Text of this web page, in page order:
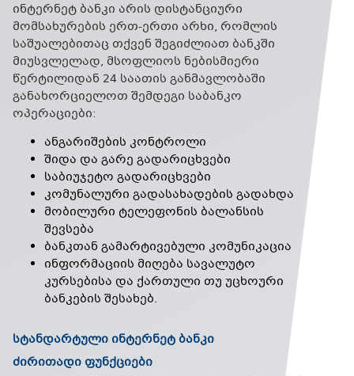
ინტერნეტ ბანკი არის დისტანციური
მომსახურების ერთ-ერთი არხი, რომლის
საშუალებითაც თქვენ შეგიძლიათ ბანკში
მიუსვლელად, მსოფლიოს ნებისმიერი
წერტილიდან 24 საათის განმავლობაში
განახორციელოთ შემდეგი საბანკო
ოპერაციები:
ანგარიშების კონტროლი
შიდა და გარე გადარიცხვები
საბიუჯეტო გადარიცხვები
კომუნალური გადასახადების გადახდა
მობილური ტელეფონის ბალანსის
შევსება
ბანკთან გამარტივებული კომუნიკაცია
ინფორმაციის მიღება სავალუტო
კურსებისა და ქართული თუ უცხოური
ბანკების შესახებ.
სტანდარტული ინტერნეტ ბანკი
ძირითადი ფუნქციები